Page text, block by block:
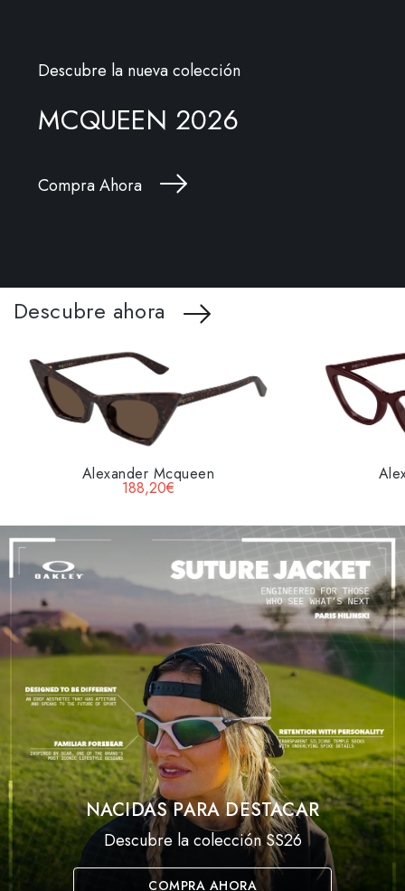
Descubre la nueva colección
MCQUEEN 2026
Compra Ahora
Descubre ahora
Alexander Mcqueen
188,20€
NACIDAS PARA DESTACAR
Descubre la colección SS26
COMPRA AHORA